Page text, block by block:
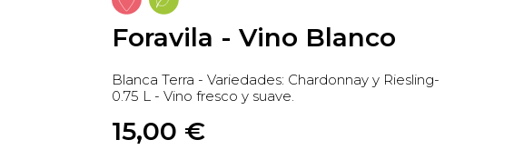
Foravila - Vino Blanco
Blanca Terra - Variedades: Chardonnay y Riesling-
0.75 L - Vino fresco y suave.
15,00 €